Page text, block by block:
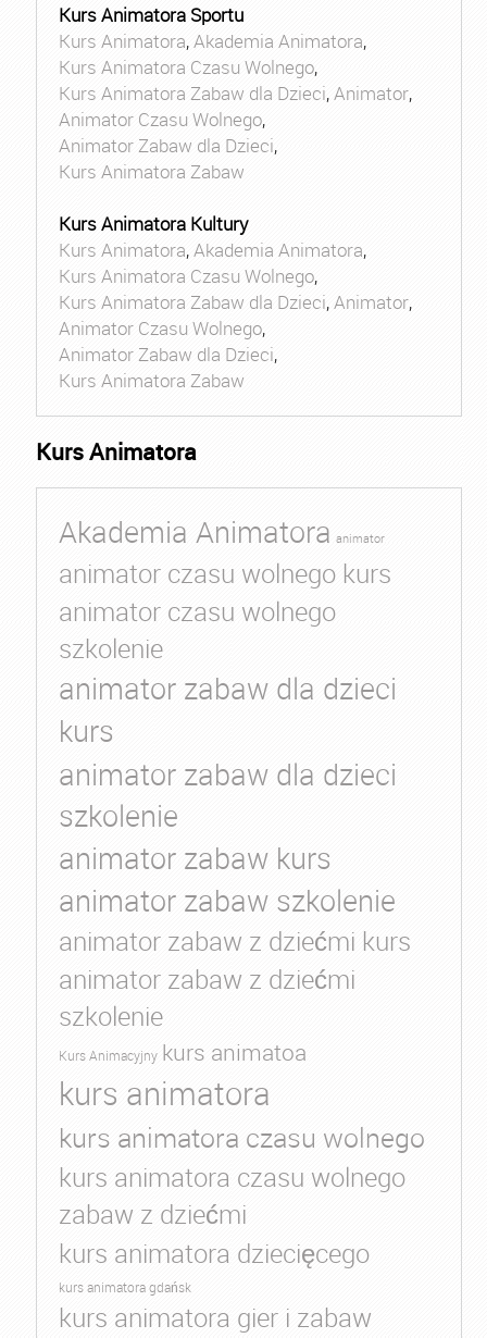
Kurs Animatora Sportu
Kurs Animatora,Akademia Animatora,
Kurs Animatora Czasu Wolnego,
Kurs Animatora Zabaw dla Dzieci,Animator,
Animator Czasu Wolnego,
Animator Zabaw dla Dzieci,
Kurs Animatora Zabaw
Kurs Animatora Kultury
Kurs Animatora,Akademia Animatora,
Kurs Animatora Czasu Wolnego,
Kurs Animatora Zabaw dla Dzieci,Animator,
Animator Czasu Wolnego,
Animator Zabaw dla Dzieci,
Kurs Animatora Zabaw
Kurs Animatora
Akademia Animatora animator
animator czasu wolnego kurs
animator czasu wolnego
szkolenie
animator zabaw dla dzieci
kurs
animator zabaw dla dzieci
szkolenie
animator zabaw kurs
animator zabaw szkolenie
animator zabaw z dziećmi kurs
animator zabaw z dziećmi
szkolenie
Kurs Animacyjny kurs animatoa
kurs animatora
kurs animatora czasu wolnego
kurs animatora czasu wolnego
zabaw z dziećmi
kurs animatora dziecięcego
kurs animatora gdańsk
kurs animatora gier i zabaw